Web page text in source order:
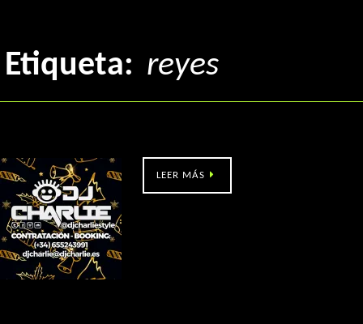
Etiqueta: reyes
LEER MÁS